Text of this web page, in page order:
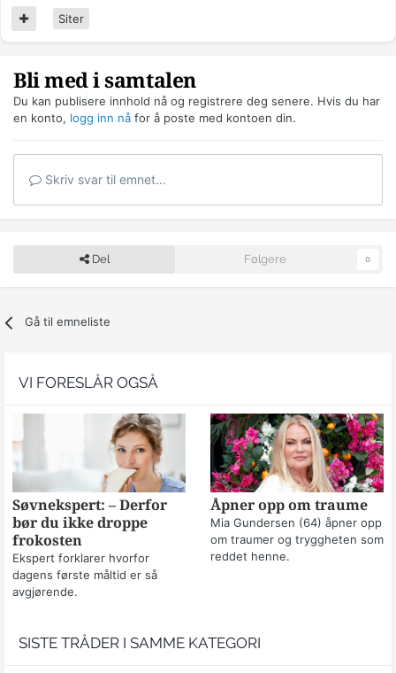
Siter
Bli med i samtalen
Du kan publisere innhold nå og registrere deg senere. Hvis du har
en konto, logg inn nå for å poste med kontoen din.
Skriv svar til emnet...
Del Følgere 0
Gå til emneliste
VI FORESLÅR OGSÅ
Søvnekspert: – Derfor
bør du ikke droppe
frokosten
Ekspert forklarer hvorfor
dagens første måltid er så
avgjørende.
Åpner opp om traume
Mia Gundersen (64) åpner opp
om traumer og tryggheten som
reddet henne.
SISTE TRÅDER I SAMME KATEGORI